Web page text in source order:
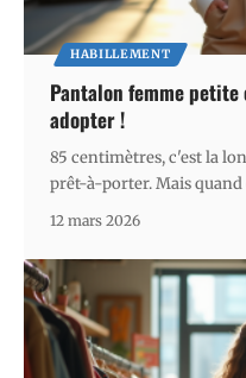
HABILLEMENT
Pantalon femme
adopter !
85 centimètres, c'est la
prêt-à-porter. Mais quand
12 mars 2026